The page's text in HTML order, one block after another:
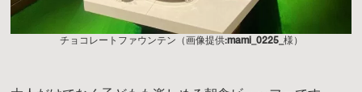
チョコレートファウンテン（画像提供:mami_0225_ 様）